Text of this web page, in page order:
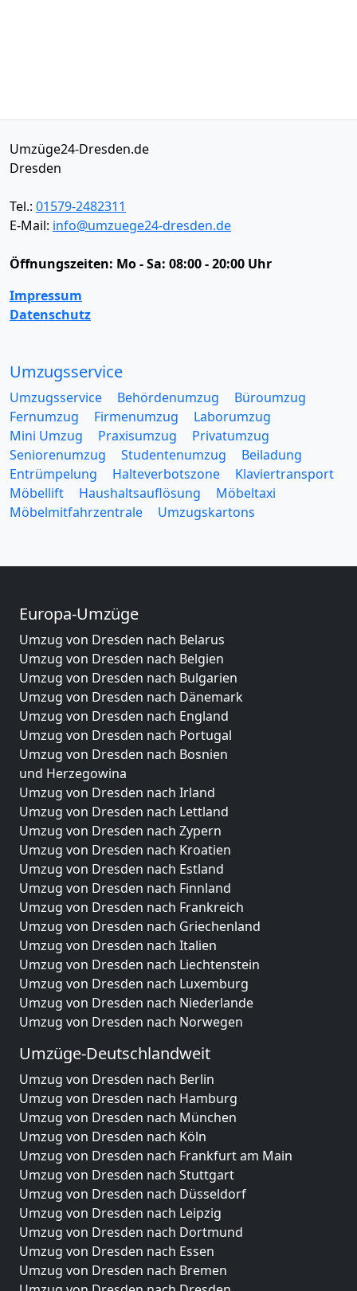
Umzüge24-Dresden.de
Dresden
Tel.: 01579-2482311
E-Mail: info@umzuege24-dresden.de
Öffnungszeiten: Mo - Sa: 08:00 - 20:00 Uhr
Impressum
Datenschutz
Umzugsservice
Umzugsservice Behördenumzug
Büroumzug
Fernumzug
Firmenumzug
Laborumzug
Mini Umzug
Praxisumzug
Privatumzug
Seniorenumzug
Studentenumzug
Beiladung
Entrümpelung
Halteverbotszone
Klaviertransport
Möbellift
Haushaltsauflösung
Möbeltaxi
Möbelmitfahrzentrale
Umzugskartons
Europa-Umzüge
Umzug von Dresden nach Belarus
Umzug von Dresden nach Belgien
Umzug von Dresden nach Bulgarien
Umzug von Dresden nach Dänemark
Umzug von Dresden nach England
Umzug von Dresden nach Portugal
Umzug von Dresden nach Bosnien
und Herzegowina
Umzug von Dresden nach Irland
Umzug von Dresden nach Lettland
Umzug von Dresden nach Zypern
Umzug von Dresden nach Kroatien
Umzug von Dresden nach Estland
Umzug von Dresden nach Finnland
Umzug von Dresden nach Frankreich
Umzug von Dresden nach Griechenland
Umzug von Dresden nach Italien
Umzug von Dresden nach Liechtenstein
Umzug von Dresden nach Luxemburg
Umzug von Dresden nach Niederlande
Umzug von Dresden nach Norwegen
Umzüge-Deutschlandweit
Umzug von Dresden nach Berlin
Umzug von Dresden nach Hamburg
Umzug von Dresden nach München
Umzug von Dresden nach Köln
Umzug von Dresden nach Frankfurt am Main
Umzug von Dresden nach Stuttgart
Umzug von Dresden nach Düsseldorf
Umzug von Dresden nach Leipzig
Umzug von Dresden nach Dortmund
Umzug von Dresden nach Essen
Umzug von Dresden nach Bremen